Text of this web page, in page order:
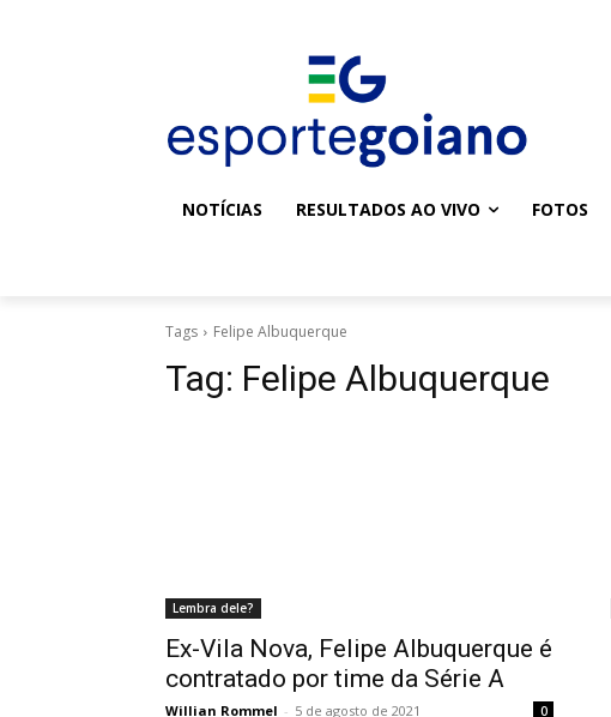
NOTÍCIAS RESULTADOS AO VIVO FOTOS
Tags Felipe Albuquerque
Tag: Felipe Albuquerque
Lembra dele?
Ex-Vila Nova, Felipe Albuquerque é
contratado por time da Série A
Willian Rommel - 5 de agosto de 2021 0